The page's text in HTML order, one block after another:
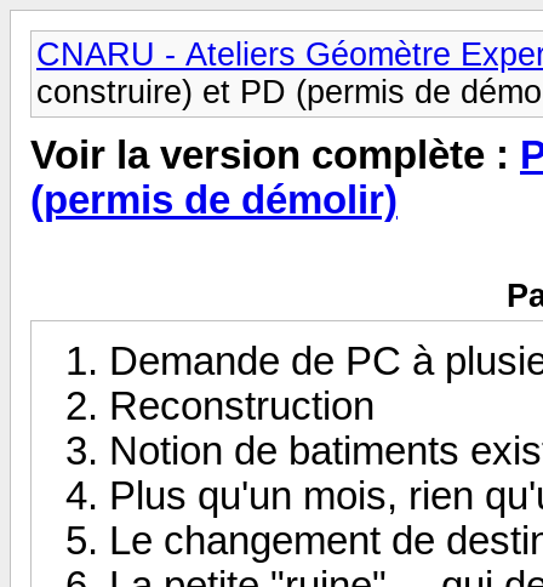
CNARU - Ateliers Géomètre
construire) et PD (permis de
Voir la version complète :
(permis de démolir)
Demande de PC à
Reconstruction
Notion de batiments
Plus qu'un mois, rien
Le changement de